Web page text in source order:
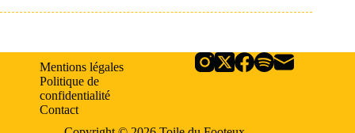
faut
de
Mentions légales
Politique de
confidentialité
Contact